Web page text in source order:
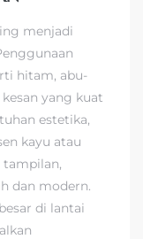
menjadi
hitam, abu-
yang kuat
estetika,
kayu atau
dan modern.
di lantai